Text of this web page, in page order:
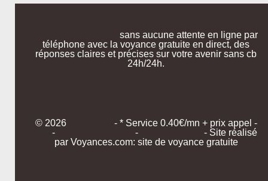
sans aucune attente en ligne par
téléphone avec la voyance gratuite en direct, des
réponses claires et précises sur votre avenir sans cb
24h/24h.
© 2026
- * Service 0.40€/mn + prix appel -
-
-
- Site réalisé
par Voyances.com: site de voyance gratuite